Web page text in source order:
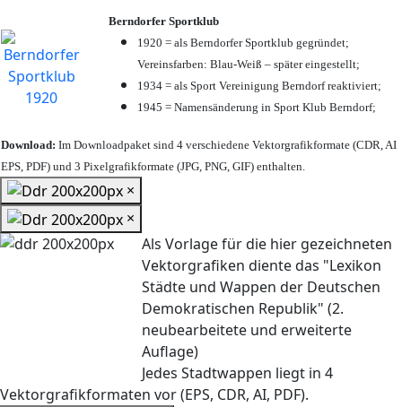
Berndorfer Sportklub
1920 = als Berndorfer Sportklub gegründet;
Vereinsfarben: Blau-Weiß – später eingestellt;
1934 = als Sport Vereinigung Berndorf reaktiviert;
1945 = Namensänderung in Sport Klub Berndorf;
Download: Im Downloadpaket sind 4 verschiedene Vektorgrafikformate (CDR, AI
EPS, PDF) und 3 Pixelgrafikformate (JPG, PNG, GIF) enthalten.
×
×
Als Vorlage für die hier gezeichneten
Vektorgrafiken diente das "Lexikon
Städte und Wappen der Deutschen
Demokratischen Republik" (2.
neubearbeitete und erweiterte
Auflage)
Jedes Stadtwappen liegt in 4
Vektorgrafikformaten vor (EPS, CDR, AI, PDF).